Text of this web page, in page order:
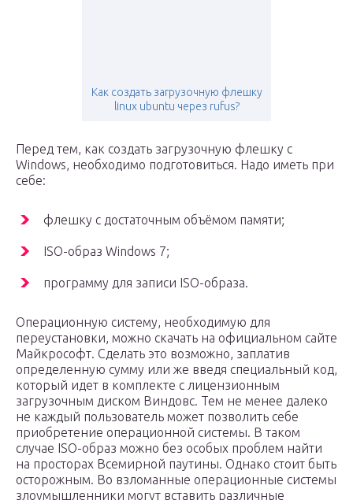
Как создать загрузочную флешку
linux ubuntu через rufus?
Перед тем, как создать загрузочную флешку с
Windows, необходимо подготовиться. Надо иметь при
себе:
флешку с достаточным объёмом памяти;
ISO-образ Windows 7;
программу для записи ISO-образа.
Операционную систему, необходимую для
переустановки, можно скачать на официальном сайте
Майкрософт. Сделать это возможно, заплатив
определенную сумму или же введя специальный код,
который идет в комплекте с лицензионным
загрузочным диском Виндовс. Тем не менее далеко
не каждый пользователь может позволить себе
приобретение операционной системы. В таком
случае ISO-образ можно без особых проблем найти
на просторах Всемирной паутины. Однако стоит быть
осторожным. Во взломанные операционные системы
злоумышленники могут вставить различные